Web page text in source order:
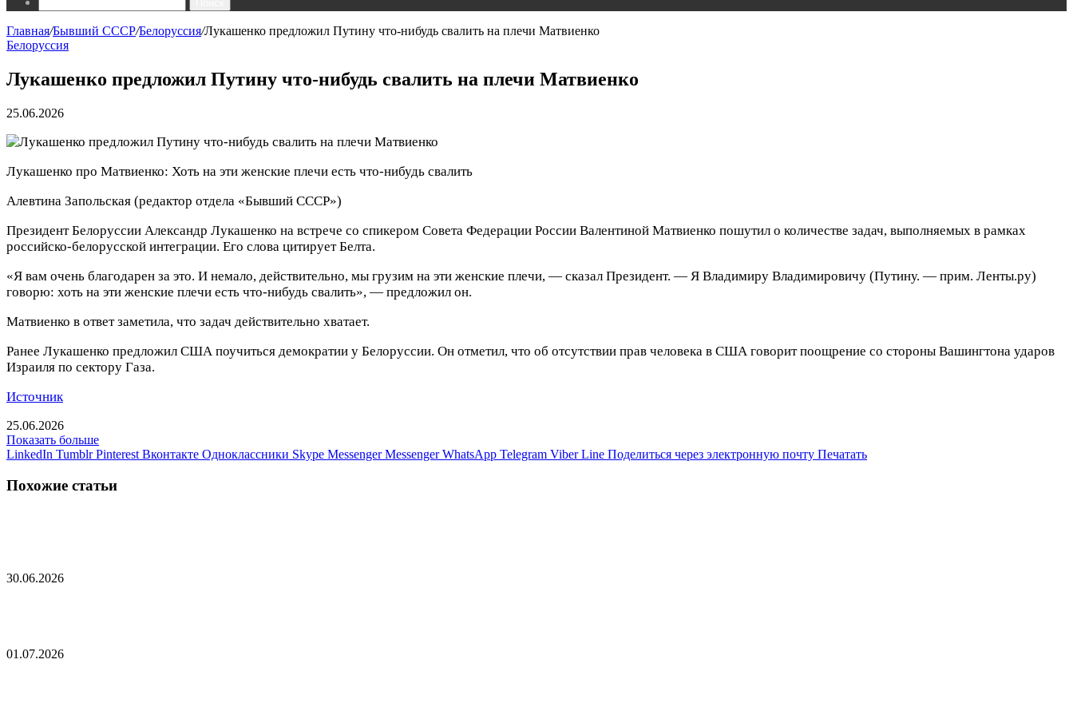
Главная/Бывший СССР/Белоруссия/Лукашенко предложил Путину что-нибудь свалить на плечи Матвиенко
Белоруссия
Лукашенко предложил Путину что-нибудь свалить на плечи Матвиенко
25.06.2026
Лукашенко про Матвиенко: Хоть на эти женские плечи есть что-нибудь свалить
Алевтина Запольская (редактор отдела «Бывший СССР»)
Президент Белоруссии Александр Лукашенко на встрече со спикером Совета Федерации России Валентиной Матвиенко пошутил о количестве задач, выполняемых в рамках
российско-белорусской интеграции. Его слова цитирует Белта.
«Я вам очень благодарен за это. И немало, действительно, мы грузим на эти женские плечи, — сказал Президент. — Я Владимиру Владимировичу (Путину. — прим. Ленты.ру)
говорю: хоть на эти женские плечи есть что-нибудь свалить», — предложил он.
Матвиенко в ответ заметила, что задач действительно хватает.
Ранее Лукашенко предложил США поучиться демократии у Белоруссии. Он отметил, что об отсутствии прав человека в США говорит поощрение со стороны Вашингтона ударов
Израиля по сектору Газа.
Источник
25.06.2026
Показать больше
LinkedIn Tumblr Pinterest Вконтакте Одноклассники Skype Messenger Messenger WhatsApp Telegram Viber Line Поделиться через электронную почту Печатать
Похожие статьи
30.06.2026
01.07.2026